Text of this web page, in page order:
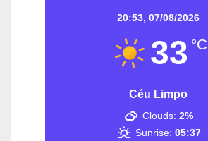
20:53, 07/08/2026
33 °C
Céu Limpo
Clouds: 2%
Sunrise: 05:37